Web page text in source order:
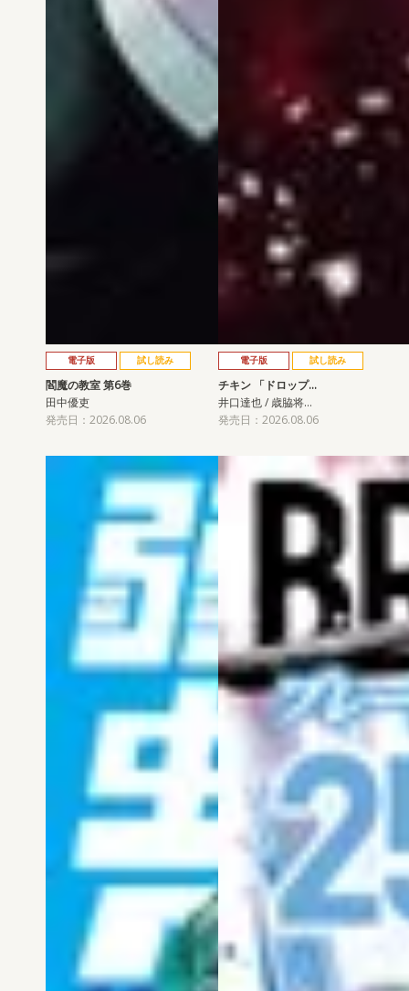
電子版 試し読み
閻魔の教室 第6巻
田中優吏
発売日：2026.08.06
電子版 試し読み
チキン 「ドロップ…
井口達也 / 歳脇将…
発売日：2026.08.06